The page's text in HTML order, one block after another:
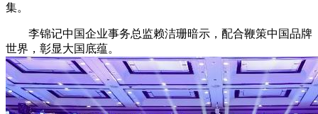
集。
李锦记中国企业事务总监赖洁珊暗示，配合鞭策中国品牌
世界，彰显大国底蕴。